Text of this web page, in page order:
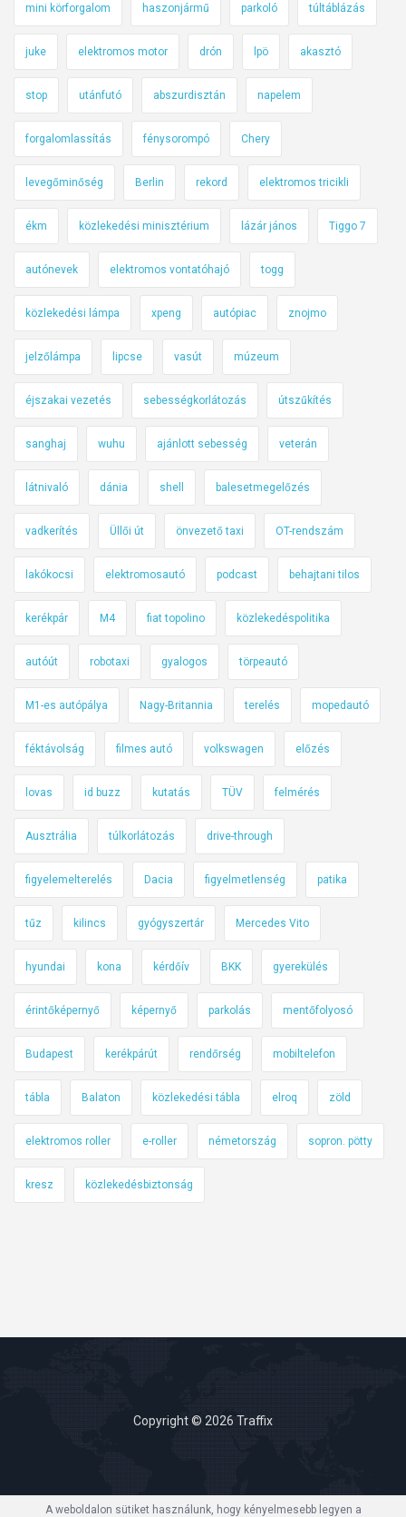
mini körforgalom haszonjármű parkoló túltáblázás
juke elektromos motor drón lpö akasztó
stop utánfutó abszurdisztán napelem
forgalomlassítás fénysorompó Chery
levegőminőség Berlin rekord elektromos tricikli
ékm közlekedési minisztérium lázár jános Tiggo 7
autónevek elektromos vontatóhajó togg
közlekedési lámpa xpeng autópiac znojmo
jelzőlámpa lipcse vasút múzeum
éjszakai vezetés sebességkorlátozás útszűkítés
sanghaj wuhu ajánlott sebesség veterán
látnivaló dánia shell balesetmegelőzés
vadkerítés Üllői út önvezető taxi OT-rendszám
lakókocsi elektromosautó podcast behajtani tilos
kerékpár M4 fiat topolino közlekedéspolitika
autóút robotaxi gyalogos törpeautó
M1-es autópálya Nagy-Britannia terelés mopedautó
féktávolság filmes autó volkswagen előzés
lovas id buzz kutatás TÜV felmérés
Ausztrália túlkorlátozás drive-through
figyelemelterelés Dacia figyelmetlenség patika
tűz kilincs gyógyszertár Mercedes Vito
hyundai kona kérdőív BKK gyerekülés
érintőképernyő képernyő parkolás mentőfolyosó
Budapest kerékpárút rendőrség mobiltelefon
tábla Balaton közlekedési tábla elroq zöld
elektromos roller e-roller németország sopron. pötty
kresz közlekedésbiztonság
Copyright © 2026 Traffix
A weboldalon sütiket használunk, hogy kényelmesebb legyen a